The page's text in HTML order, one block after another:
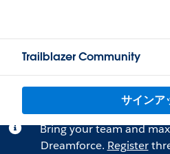
Trailblazer Community
サインア
Bring your team and
Dreamforce. Register